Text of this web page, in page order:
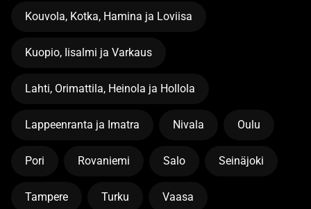
Kouvola, Kotka, Hamina ja Loviisa
Kuopio, Iisalmi ja Varkaus
Lahti, Orimattila, Heinola ja Hollola
Lappeenranta ja Imatra Nivala Oulu
Pori Rovaniemi Salo Seinäjoki
Tampere Turku Vaasa